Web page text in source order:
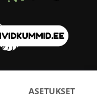
ASETUKSET